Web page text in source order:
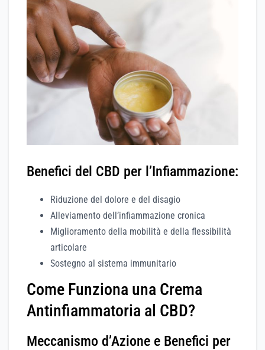
Benefici del CBD per l’Infiammazione:
Riduzione del dolore e del disagio
Alleviamento dell’infiammazione cronica
Miglioramento della mobilità e della flessibilità
articolare
Sostegno al sistema immunitario
Come Funziona una Crema
Antinfiammatoria al CBD?
Meccanismo d’Azione e Benefici per